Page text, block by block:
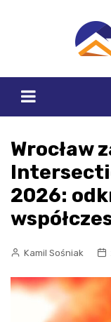
Wrocław
2026:
Kamil Sośniak